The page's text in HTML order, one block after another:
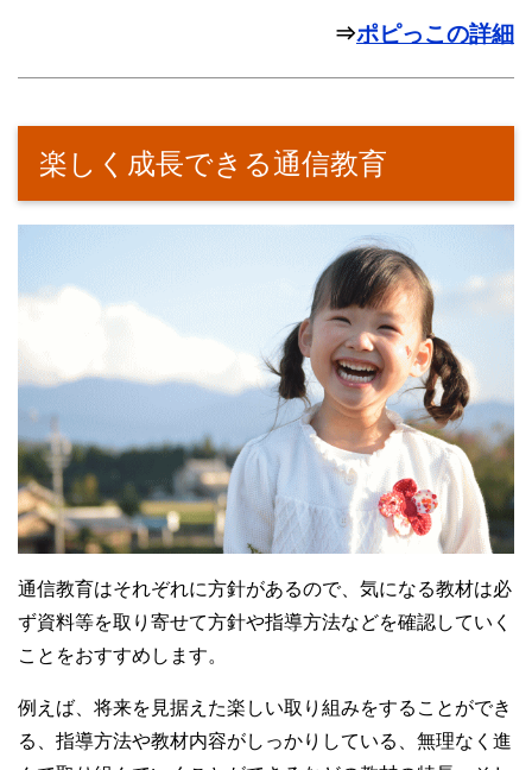
⇒ポピっこの詳細
楽しく成長できる通信教育
通信教育はそれぞれに方針があるので、気になる教材は必
ず資料等を取り寄せて方針や指導方法などを確認していく
ことをおすすめします。
例えば、将来を見据えた楽しい取り組みをすることができ
る、指導方法や教材内容がしっかりしている、無理なく進